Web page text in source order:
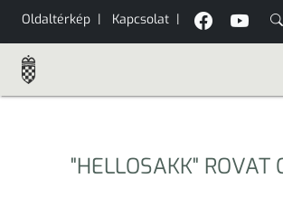
Oldaltérkép | Kapcsolat |
"HELLOSAKK" ROVAT